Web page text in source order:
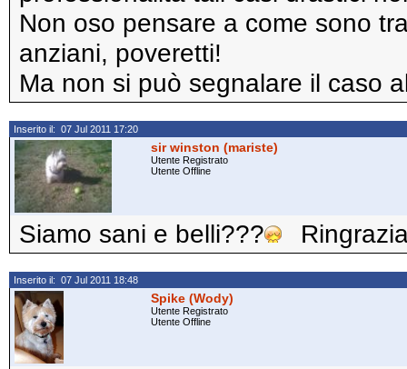
Non oso pensare a come sono
anziani, poveretti!
Ma non si può segnalare il caso
Inserito il: 07 Jul 2011 17:20
sir winston (mariste)
Utente Registrato
Utente Offline
Siamo sani e belli???
Inserito il: 07 Jul 2011 18:48
Spike (Wody)
Utente Registrato
Utente Offline